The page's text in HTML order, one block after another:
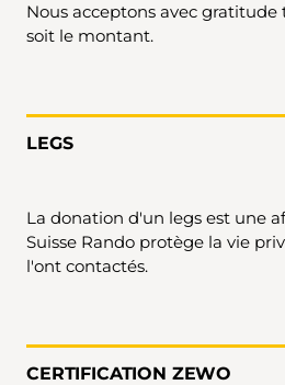
Nous acceptons avec
soit le montant.
LEGS
La donation d'un legs est une
Suisse Rando protège la vie
l'ont contactés.
CERTIFICATION ZEWO